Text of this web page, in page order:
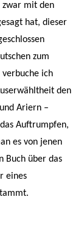
zwar mit den
hat, dieser
zum
ich
den
Ariern –
Auftrumpfen,
es von jenen
Buch über das
eines